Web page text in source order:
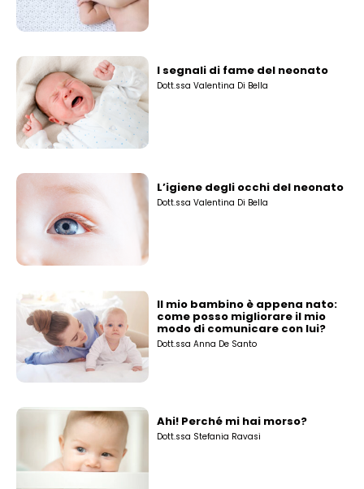
I segnali di fame del neonato
Dott.ssa Valentina Di Bella
L’igiene degli occhi del neonato
Dott.ssa Valentina Di Bella
Il mio bambino è appena nato:
come posso migliorare il mio
modo di comunicare con lui?
Dott.ssa Anna De Santo
Ahi! Perché mi hai morso?
Dott.ssa Stefania Ravasi